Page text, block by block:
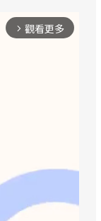
arrow_forward_ios 觀看更多